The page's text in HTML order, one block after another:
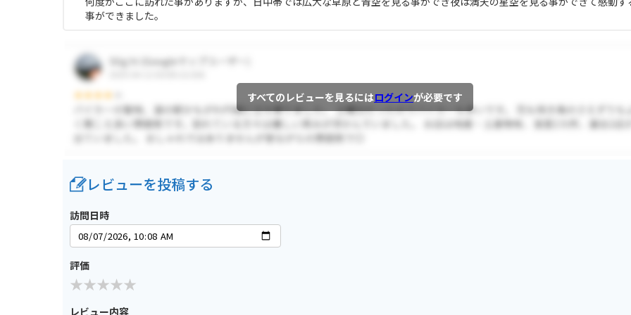
事ができました。
すべてのレビューを見るにはログインが必要です
レビューを投稿する
訪問日時
評価
レビュー内容